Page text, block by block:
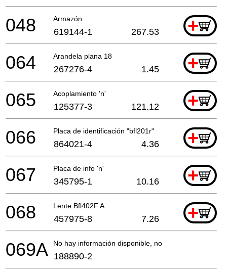
Armazón +
048 619144-1 267.53
Arandela plana 18 +
064 267276-4 1.45
Acoplamiento 'n' +
065 125377-3 121.12
Placa de identificación "bfl201r" +
066 864021-4 4.36
Placa de info 'n' +
067 345795-1 10.16
Lente Bfl402F A +
068 457975-8 7.26
No hay información disponible, no se puede pedir
069A 188890-2